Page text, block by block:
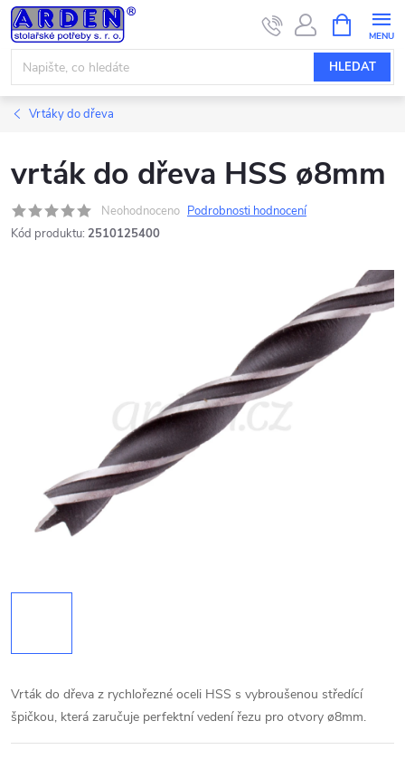
Přejít
na
obsah
HLEDAT
NÁKUPNÍ
KOŠÍK
Vrtáky do dřeva
vrták do dřeva HSS ø8mm
Neohodnoceno Podrobnosti hodnocení
Kód produktu: 2510125400
Vrták do dřeva z rychlořezné oceli HSS s vybroušenou středící
špičkou, která zaručuje perfektní vedení řezu pro otvory ø8mm.